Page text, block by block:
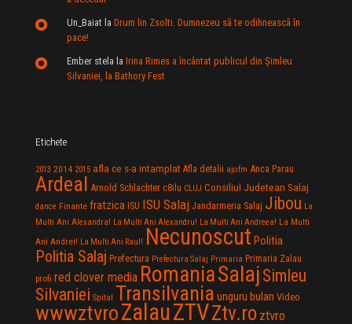
Un_Baiat la Drum lin Zsolti. Dumnezeu sã te odihneascã în
pace!
Ember stela la Irina Rimes a încântat publicul din Şimleu
Silvaniei, la Bathory Fest
Etichete
2013 2014 2015 afla ce s-a intamplat Afla detalii ajofm Anca Parau
Ardeal Arnold Schlachter c8ilu CLUJ Consiliul Judetean Salaj
dance Finante fratzica ISU ISU Salaj Jandarmeria Salaj Jibou La
Multi Ani Alexandra! La Multi Ani Alexandru! La Multi Ani Andreea! La Multi
Ani Andrei! La Multi Ani Raul! Necunoscut Politia
Politia Salaj Prefectura Prefectura Salaj Primaria Primaria Zalau
profi red clover media RomaniaSalaj Simleu
Silvaniei Spital Transilvania unguru bulan Video
wwwztvroZalauZTVZtv.ro ztvro